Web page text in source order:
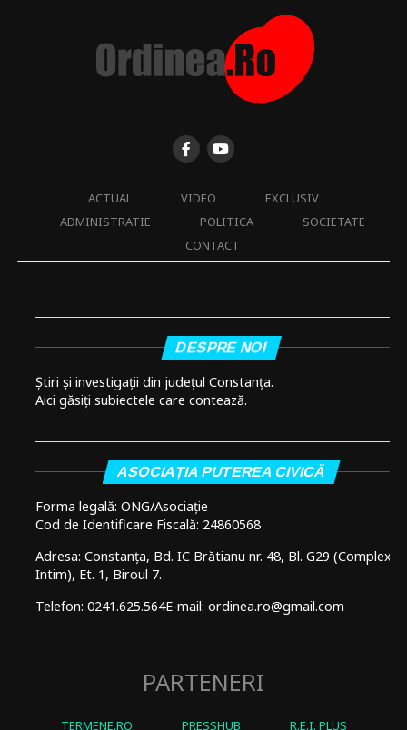
ACTUAL VIDEO
EXCLUSIV
ADMINISTRATIE
POLITICA
SOCIETATE
CONTACT
DESPRE NOI
Știri și investigații din județul Constanța.
Aici găsiți subiectele care contează.
ASOCIAȚIA PUTEREA CIVICĂ
Forma legală: ONG/Asociație
Cod de Identificare Fiscală: 24860568
Adresa: Constanța, Bd. IC Brătianu nr. 48, Bl. G29 (Complex
Intim), Et. 1, Biroul 7.
Telefon: 0241.625.564E-mail: ordinea.ro@gmail.com
PARTENERI
TERMENE.RO PRESSHUB R.E.I. PLUS